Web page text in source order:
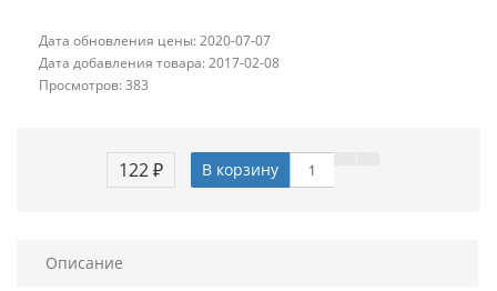
Дата обновления цены: 2020-07-07
Дата добавления товара: 2017-02-08
Просмотров: 383
122 ₽ В корзину
Описание